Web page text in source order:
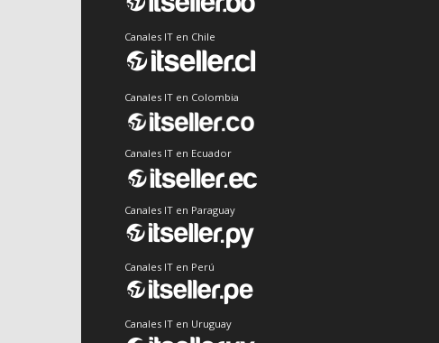
Canales IT en Chile
Canales IT en Colombia
Canales IT en Ecuador
Canales IT en Paraguay
Canales IT en Perú
Canales IT en Uruguay